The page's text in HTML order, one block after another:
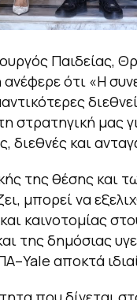
Παιδείας,
ανέφερε ότι «Η
στρατηγική μας
διεθνές και
της θέσης και
μπορεί να
καινοτομίας
της δημόσιας
αποκτά